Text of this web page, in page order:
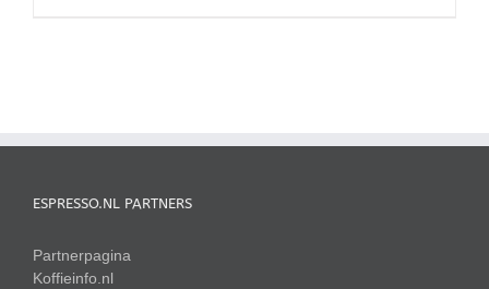
ESPRESSO.NL PARTNERS
Partnerpagina
Koffieinfo.nl